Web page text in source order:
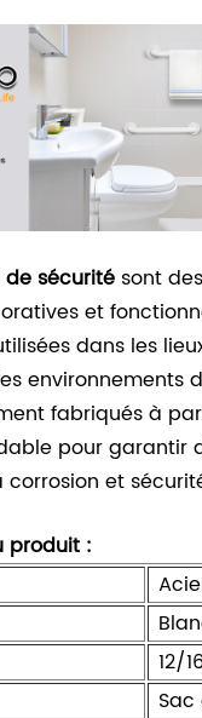
sécurité sont
et
dans les
environnements
fabriqués à
pour garantir
et
produit :
12/